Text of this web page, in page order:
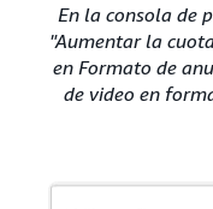
En la consola de
"Aumentar la
en Formato de
de video en